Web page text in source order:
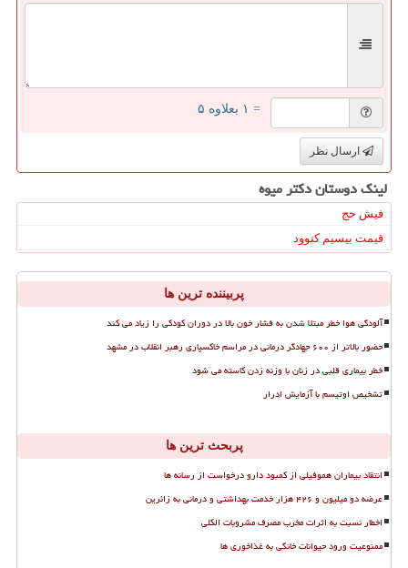
= ۱ بعلاوه ۵
ارسال نظر
لینک دوستان دكتر میوه
فیش حج
قیمت بیسیم کنوود
پربیننده ترین ها
آلودگی هوا خطر مبتلا شدن به فشار خون بالا در دوران کودکی را زیاد می کند
حضور بالاتر از ۶۰۰ جهادگر درمانی در مراسم خاکسپاری رهبر انقلاب در مشهد
خطر بیماری قلبی در زنان با وزنه زدن کاسته می شود
تشخیص اوتیسم با آزمایش ادرار
پربحث ترین ها
انتقاد بیماران هموفیلی از کمبود دارو درخواست از رسانه ها
عرضه دو میلیون و ۴۲۶ هزار خدمت بهداشتی و درمانی به زائرین
اخطار نسبت به اثرات مخرب مصرف مشروبات الکلی
ممنوعیت ورود حیوانات خانگی به غذاخوری ها